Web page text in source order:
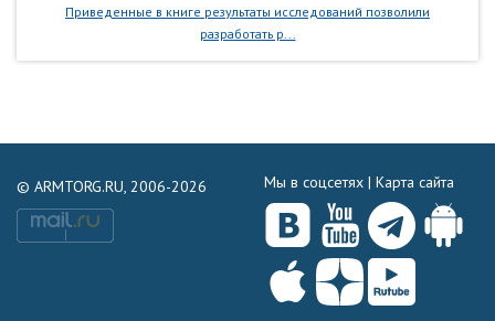
Приведенные в книге результаты исследований позволили
разработать р...
© ARMTORG.RU, 2006-2026 Мы в соцсетях | Карта сайта